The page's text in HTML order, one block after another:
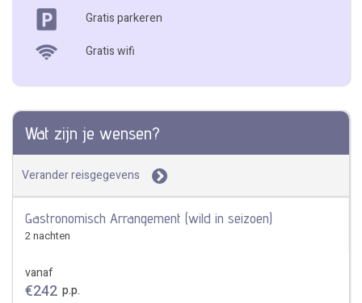
Gratis parkeren
Gratis wifi
Wat zijn je wensen?
Verander reisgegevens
Gastronomisch Arrangement (wild in seizoen)
2 nachten
vanaf
€242 p.p.